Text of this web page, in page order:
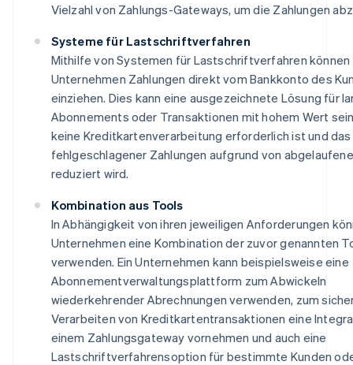
Vielzahl von Zahlungs-Gateways, um die Zahlungen
Systeme für Lastschriftverfahren
Mithilfe von Systemen für Lastschriftverfahren können
Unternehmen Zahlungen direkt vom Bankkonto des
einziehen. Dies kann eine ausgezeichnete Lösung für
Abonnements oder Transaktionen mit hohem Wert
keine Kreditkartenverarbeitung erforderlich ist und das
fehlgeschlagener Zahlungen aufgrund von
reduziert wird.
Kombination aus Tools
In Abhängigkeit von ihren jeweiligen Anforderungen
Unternehmen eine Kombination der zuvor genannten
verwenden. Ein Unternehmen kann beispielsweise eine
Abonnementverwaltungsplattform zum Abwickeln
wiederkehrender Abrechnungen verwenden, zum
Verarbeiten von Kreditkartentransaktionen eine
einem Zahlungsgateway vornehmen und auch eine
Lastschriftverfahrensoption für bestimmte Kunden